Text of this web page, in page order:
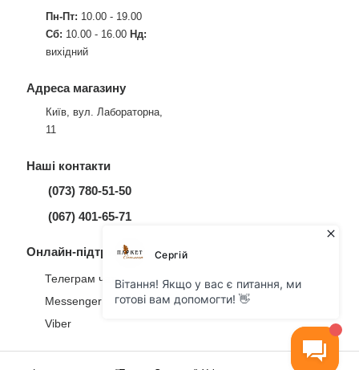
Пн-Пт: 10.00 - 19.00
Сб: 10.00 - 16.00 Нд:
вихідний
Адреса магазину
Київ, вул. Лабораторна,
11
Наші контакти
(073) 780-51-50
(067) 401-65-71
Онлайн-підтримка
Телеграм чат
Messenger
Viber